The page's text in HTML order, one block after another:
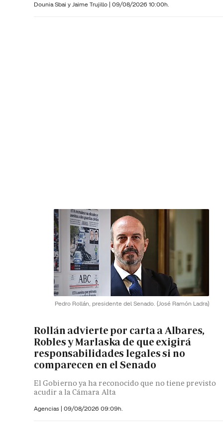
Dounia Sbai y Jaime Trujillo | 09/08/2026 10:00h.
Pedro Rollán, presidente del Senado. (José Ramón Ladra)
Rollán advierte por carta a Albares,
Robles y Marlaska de que exigirá
responsabilidades legales si no
comparecen en el Senado
El Gobierno ya ha reconocido que no tiene previsto
acudir a la Cámara Alta
Agencias | 09/08/2026 09:09h.